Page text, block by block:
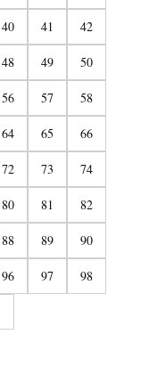
40 41 42
48 49 50
56 57 58
64 65 66
72 73 74
80 81 82
88 89 90
96 97 98